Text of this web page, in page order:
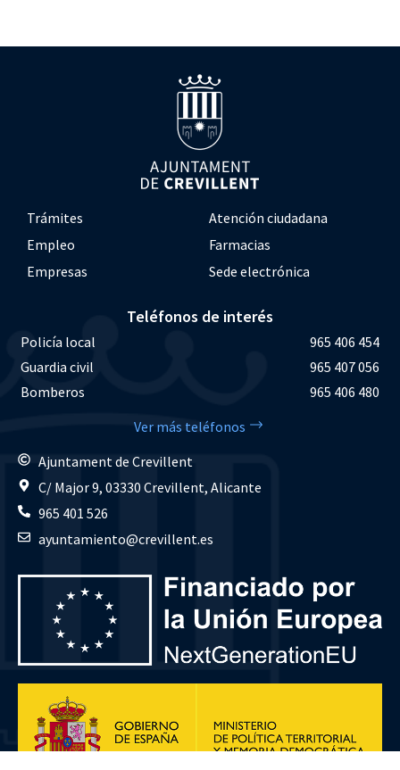
Trámites
Atención ciudadana
Empleo
Farmacias
Empresas
Sede electrónica
Teléfonos de interés
Policía local
965 406 454
Guardia civil
965 407 056
Bomberos
965 406 480
Ver más teléfonos
Ajuntament de Crevillent
C/ Major 9, 03330 Crevillent, Alicante
965 401 526
ayuntamiento@crevillent.es